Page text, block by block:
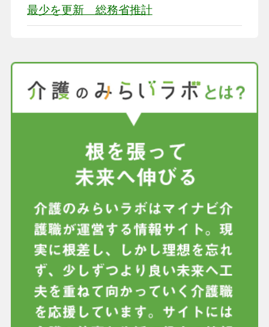
最少を更新 総務省推計